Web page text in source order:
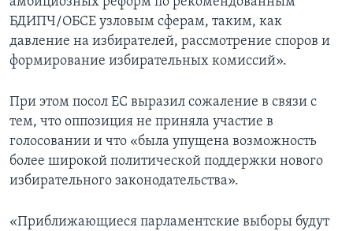
БДИПЧ/ОБСЕ узловым сферам, таким, как
давление на избирателей, рассмотрение споров и
формирование избирательных комиссий».
При этом посол ЕС выразил сожаление в связи с
тем, что оппозиция не приняла участие в
голосовании и что «была упущена возможность
более широкой политической поддержки нового
избирательного законодательства».
«Приближающиеся парламентские выборы будут